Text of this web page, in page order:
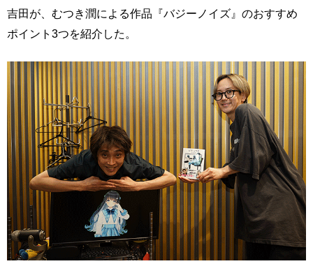
吉田が、むつき潤による作品『バジーノイズ』のおすすめ
ポイント3つを紹介した。